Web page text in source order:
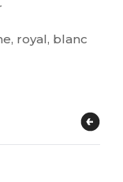
royal, blanc